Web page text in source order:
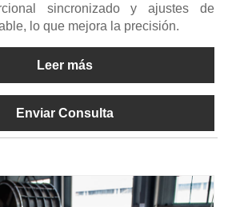
sincronizado y ajustes de
lo que mejora la precisión.
Leer más
Enviar Consulta